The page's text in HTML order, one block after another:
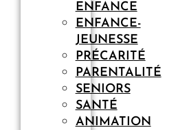
ENFANCE
ENFANCE-
JEUNESSE
PRÉCARITÉ
PARENTALITÉ
SENIORS
SANTÉ
ANIMATION